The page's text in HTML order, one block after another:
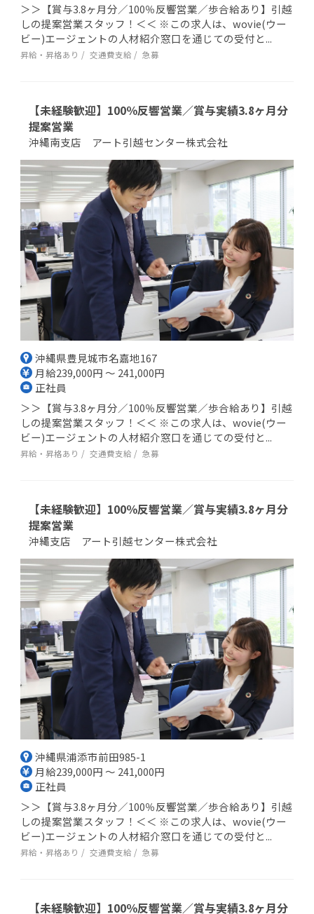
＞＞【賞与3.8ヶ月分／100％反響営業／歩合給あり】引越
しの提案営業スタッフ！＜＜ ※この求人は、wovie(ウー
ビー)エージェントの人材紹介窓口を通じての受付と...
昇給・昇格あり 交通費支給 急募
【未経験歓迎】100％反響営業／賞与実績3.8ヶ月分
提案営業
沖縄南支店 アート引越センター株式会社
沖縄県豊見城市名嘉地167
月給239,000円 ～ 241,000円
正社員
＞＞【賞与3.8ヶ月分／100％反響営業／歩合給あり】引越
しの提案営業スタッフ！＜＜ ※この求人は、wovie(ウー
ビー)エージェントの人材紹介窓口を通じての受付と...
昇給・昇格あり 交通費支給 急募
【未経験歓迎】100％反響営業／賞与実績3.8ヶ月分
提案営業
沖縄支店 アート引越センター株式会社
沖縄県浦添市前田985-1
月給239,000円 ～ 241,000円
正社員
＞＞【賞与3.8ヶ月分／100％反響営業／歩合給あり】引越
しの提案営業スタッフ！＜＜ ※この求人は、wovie(ウー
ビー)エージェントの人材紹介窓口を通じての受付と...
昇給・昇格あり 交通費支給 急募
【未経験歓迎】100％反響営業／賞与実績3.8ヶ月分